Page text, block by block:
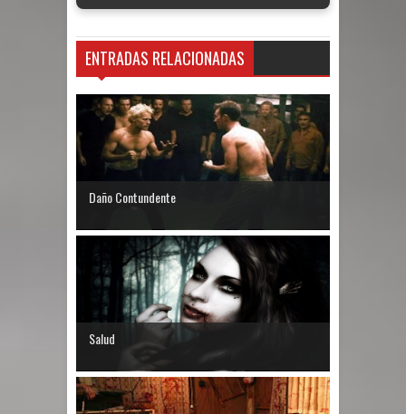
ENTRADAS RELACIONADAS
Daño Contundente
Salud